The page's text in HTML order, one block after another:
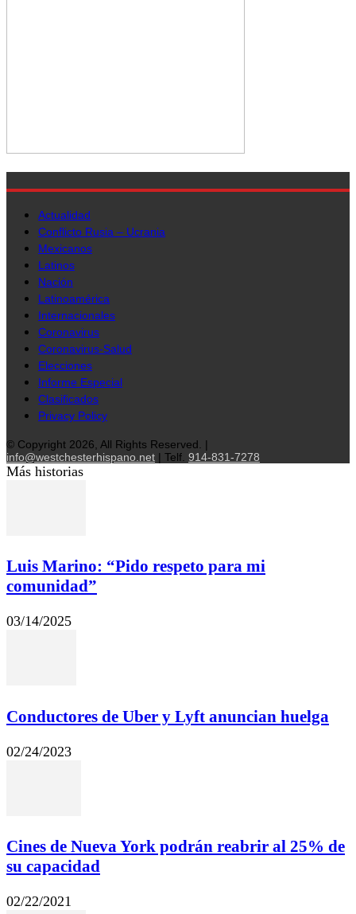
Actualidad
Conflicto Rusia – Ucrania
Mexicanos
Latinos
Nación
Latinoamérica
Internacionales
Coronavirus
Coronavirus-Salud
Elecciones
Informe Especial
Clasificados
Privacy Policy
© Copyright 2026, All Rights Reserved. |
info@westchesterhispano.net | Telf. 914-831-7278
Más historias
Luis Marino: “Pido respeto para mi
comunidad”
03/14/2025
Conductores de Uber y Lyft anuncian huelga
02/24/2023
Cines de Nueva York podrán reabrir al 25% de
su capacidad
02/22/2021